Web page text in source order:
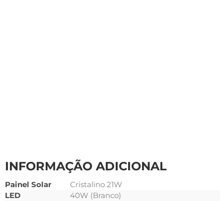
INFORMAÇÃO ADICIONAL
Painel Solar
Cristalino 21W
LED
40W (Branco)